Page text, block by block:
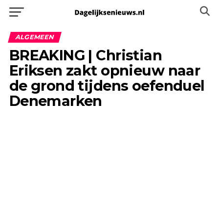
ALGEMEEN
BREAKING | Christian
Eriksen zakt opnieuw naar
de grond tijdens oefenduel
Denemarken